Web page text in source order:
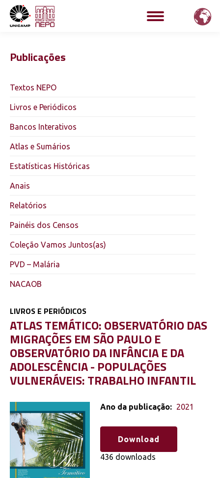
Publicações
Textos NEPO
Livros e Periódicos
Bancos Interativos
Atlas e Sumários
Estatísticas Históricas
Anais
Relatórios
Painéis dos Censos
Coleção Vamos Juntos(as)
PVD – Malária
NACAOB
LIVROS E PERIÓDICOS
ATLAS TEMÁTICO: OBSERVATÓRIO DAS
MIGRAÇÕES EM SÃO PAULO E
OBSERVATÓRIO DA INFÂNCIA E DA
ADOLESCÊNCIA - POPULAÇÕES
VULNERÁVEIS: TRABALHO INFANTIL
Ano da publicação: 2021
Download
436 downloads